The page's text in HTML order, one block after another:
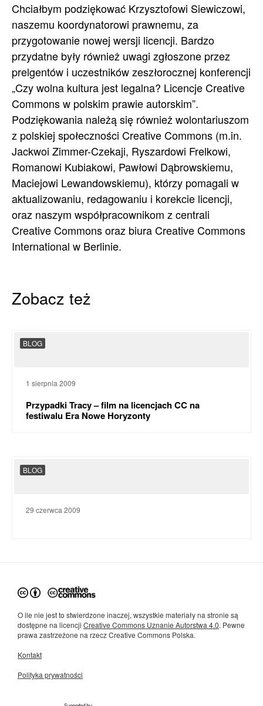
Chciałbym podziękować Krzysztofowi Siewiczowi,
naszemu koordynatorowi prawnemu, za
przygotowanie nowej wersji licencji. Bardzo
przydatne były również uwagi zgłoszone przez
prelgentów i uczestników zeszłorocznej konferencji
„Czy wolna kultura jest legalna? Licencje Creative
Commons w polskim prawie autorskim”.
Podziękowania należą się również wolontariuszom
z polskiej społeczności Creative Commons (m.in.
Jackwoi Zimmer-Czekaji, Ryszardowi Frelkowi,
Romanowi Kubiakowi, Pawłowi Dąbrowskiemu,
Maciejowi Lewandowskiemu), którzy pomagali w
aktualizowaniu, redagowaniu i korekcie licencji,
oraz naszym współpracownikom z centrali
Creative Commons oraz biura Creative Commons
International w Berlinie.
Zobacz też
BLOG
1 sierpnia 2009
Przypadki Tracy – film na licencjach CC na
festiwalu Era Nowe Horyzonty
BLOG
29 czerwca 2009
O ile nie jest to stwierdzone inaczej, wszystkie materiały na stronie są
dostępne na licencji Creative Commons Uznanie Autorstwa 4.0. Pewne
prawa zastrzeżone na rzecz Creative Commons Polska.
Kontakt
Polityka prywatności